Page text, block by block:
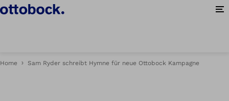
Home Sam Ryder schreibt Hymne für neue Ottobock Kampagne